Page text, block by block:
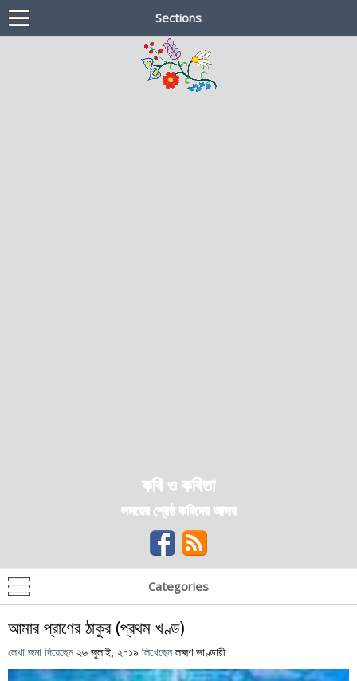
Sections
কবি ও কবিতা
সময়ের শ্রেষ্ঠ কবিদের আসর
Categories
আমার প্রাণের ঠাকুর (প্রথম খণ্ড)
লেখা জমা দিয়েছেন ২৬ জুলাই, ২০১৯ লিখেছেন লক্ষ্মণ ভাণ্ডারী